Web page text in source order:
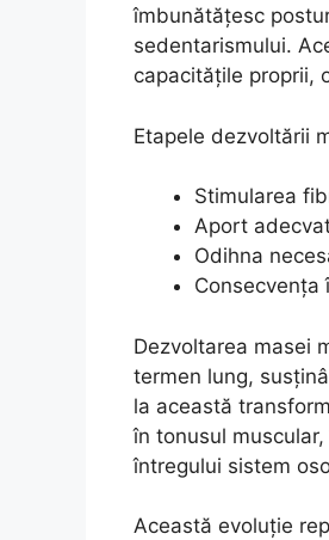
îmbunătățesc
sedentarismului.
capacitățile proprii,
Etapele dezvoltării
Stimularea
Aport
Odihna
Consecvența
Dezvoltarea masei
termen lung,
la această
în tonusul
întregului sistem
Această evoluție